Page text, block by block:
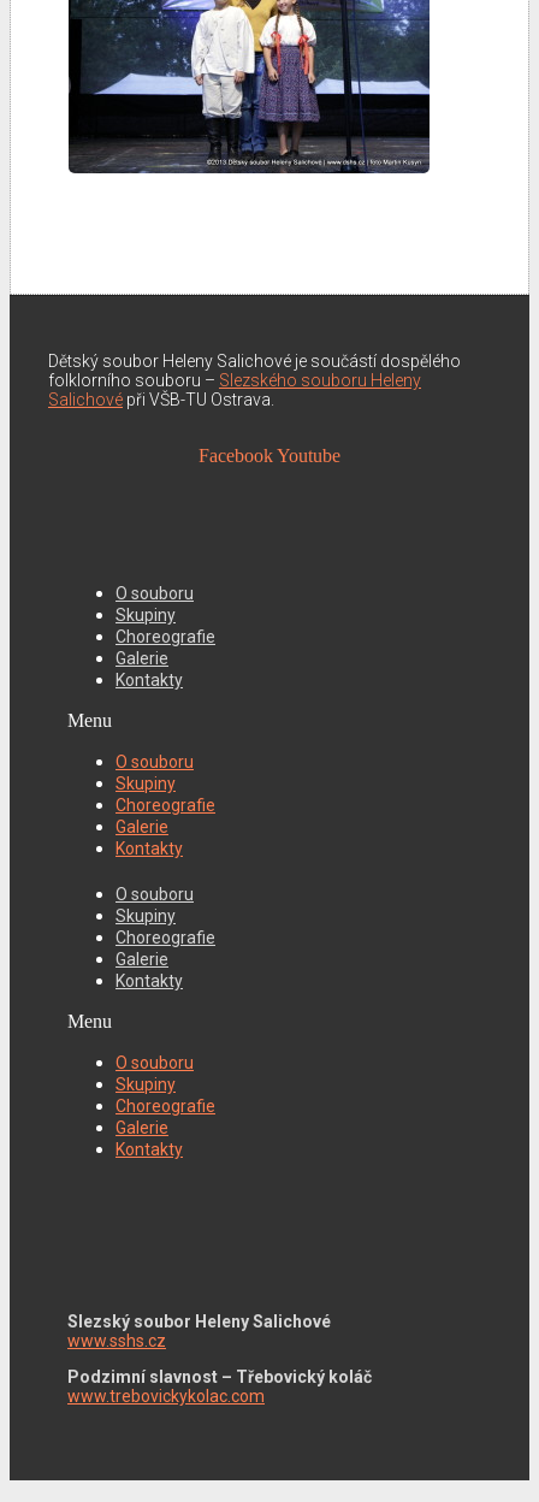
Dětský soubor Heleny Salichové je součástí dospělého
folklorního souboru – Slezského souboru Heleny
Salichové při VŠB-TU Ostrava.
FacebookYoutube
O souboru
Skupiny
Choreografie
Galerie
Kontakty
Menu
O souboru
Skupiny
Choreografie
Galerie
Kontakty
O souboru
Skupiny
Choreografie
Galerie
Kontakty
Menu
O souboru
Skupiny
Choreografie
Galerie
Kontakty
Slezský soubor Heleny Salichové
www.sshs.cz
Podzimní slavnost – Třebovický koláč
www.trebovickykolac.com